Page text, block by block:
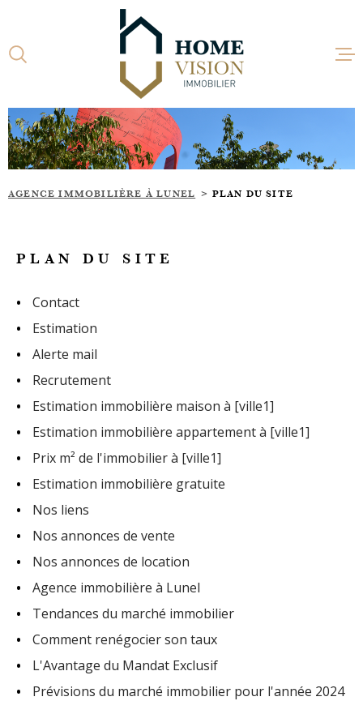
la
recherche
menu
principal
contenu
AGENCE IMMOBILIÈRE À LUNEL PLAN DU SITE
PLAN DU SITE
Contact
Estimation
Alerte mail
Recrutement
Estimation immobilière maison à [ville1]
Estimation immobilière appartement à [ville1]
Prix m² de l'immobilier à [ville1]
Estimation immobilière gratuite
Nos liens
Nos annonces de vente
Nos annonces de location
Agence immobilière à Lunel
Tendances du marché immobilier
Comment renégocier son taux
L'Avantage du Mandat Exclusif
Prévisions du marché immobilier pour l'année 2024